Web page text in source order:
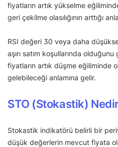
fiyatların artık yükselme
geri çekilme olasılığının arttığı
RSI değeri 30 veya daha
aşırı satım koşullarında
fiyatların artık düşme eğiliminde
gelebileceği anlamına gelir.
STO (Stokastik)
Stokastik indikatörü belirli bir
düşük değerlerin mevcut fiyata